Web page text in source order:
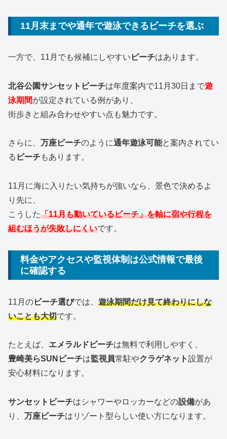
11月末までや通年で遊泳できるビーチを選ぶ
一方で、11月でも候補にしやすい ビーチはあります。
北谷公園サンセットビーチは年度案内で11月30日まで遊
泳期間が設定されている例があり、
街歩きと組み合わせやすい点も魅力です。
さらに、 万座ビーチのように通年遊泳可能と案内されてい
る ビーチもあります。
11月に海に入りたい気持ちが強いなら、景色で決めるよ
り先に、
こうした「11月も動いているビーチ」を軸に宿や行程を
組むほうが失敗しにくいです。
料金やアクセスや監視体制は公式情報で最後
に確認する
11月のビーチ選びでは、 遊泳期間だけ見て終わりにしな
いことも大切です。
たとえば、 エメラルドビーチは無料で利用しやすく、
豊崎美らSUNビーチは監視員常駐やクラゲネット設置が
安心材料になります。
サンセットビーチはシャワーやロッカーなどの設備があ
り、 万座ビーチはリゾート型らしい使い方になります。